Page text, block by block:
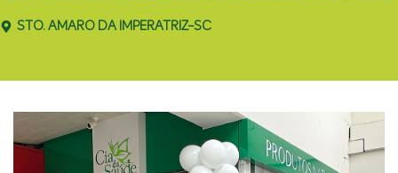
STO. AMARO DA IMPERATRIZ-SC